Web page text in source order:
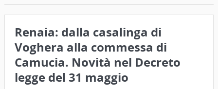
Renaia: dalla casalinga di
Voghera alla commessa di
Camucia. Novità nel Decreto
legge del 31 maggio